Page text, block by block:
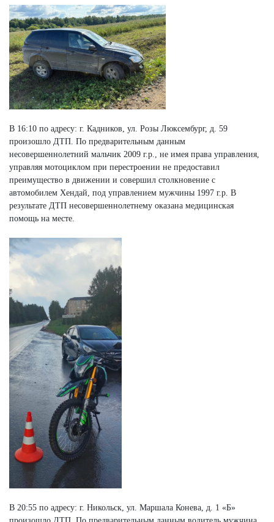
В 16:10 по адресу: г. Кадников, ул. Розы Люксембург, д. 59
произошло ДТП. По предварительным данным
несовершеннолетний мальчик 2009 г.р., не имея права управления,
управляя мотоциклом при перестроении не предоставил
преимущество в движении и совершил столкновение с
автомобилем Хендай, под управлением мужчины 1997 г.р. В
результате ДТП несовершеннолетнему оказана медицинская
помощь на месте.
В 20:55 по адресу: г. Никольск, ул. Маршала Конева, д. 1 «Б»